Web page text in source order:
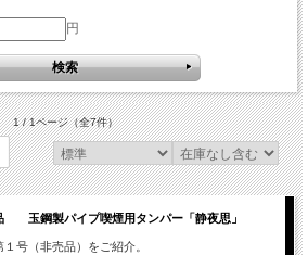
円
1 / 1ページ（全7件）
玉鋼製パイプ喫煙用タンパー「静夜思」
１号（非売品）をご紹介。